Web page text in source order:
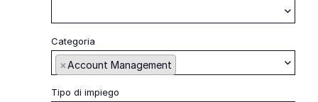
Categoria
×Account Management Begin typing to find
Tipo di impiego